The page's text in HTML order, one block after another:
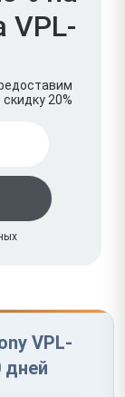
VPL-
20%
VPL-
дней